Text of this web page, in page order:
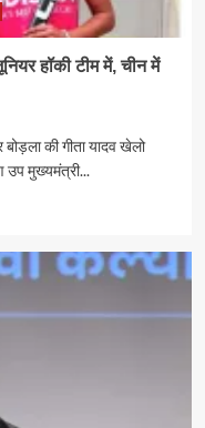
हॉकी टीम में, चीन में
की गीता यादव खेलो
उप मुख्यमंत्री...